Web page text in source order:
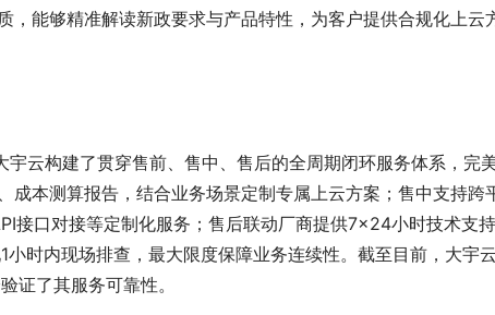
，能够精准解读新政要求与产品特性，为客户提供合规化上云
云构建了贯穿售前、售中、售后的全周期闭环服务体系，完
成本测算报告，结合业务场景定制专属上云方案；售中支持跨
接口对接等定制化服务；售后联动厂商提供7×24小时技术支持
时内现场排查，最大限度保障业务连续性。截至目前，大宇
证了其服务可靠性。